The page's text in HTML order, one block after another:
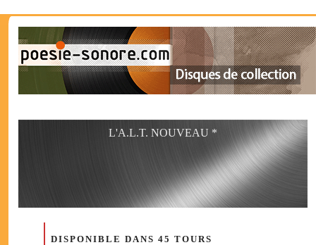
L'A.L.T. NOUVEAU *
DISPONIBLE DANS 45 TOURS